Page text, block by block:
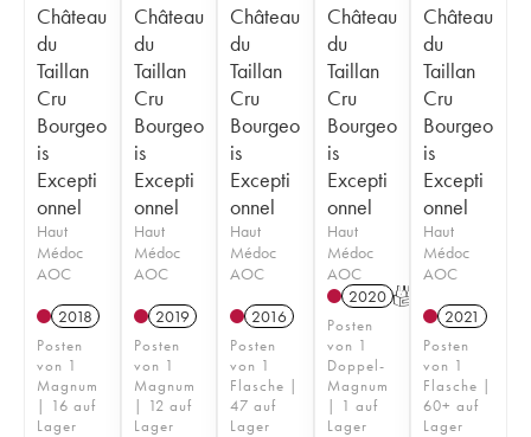
Château
du
Taillan
Cru
Bourgeo
is
Excepti
onnel
Haut
Médoc
AOC
2018
Posten
von 1
Magnum
| 16 auf
Lager
Château
du
Taillan
Cru
Bourgeo
is
Excepti
onnel
Haut
Médoc
AOC
2019
Posten
von 1
Magnum
| 12 auf
Lager
Château
du
Taillan
Cru
Bourgeo
is
Excepti
onnel
Haut
Médoc
AOC
2016
Posten
von 1
Flasche |
47 auf
Lager
Château
du
Taillan
Cru
Bourgeo
is
Excepti
onnel
Haut
Médoc
AOC
2020 T
Posten
von 1
Doppel-
Magnum
| 1 auf
Lager
Château
du
Taillan
Cru
Bourgeo
is
Excepti
onnel
Haut
Médoc
AOC
2021
Posten
von 1
Flasche |
60+ auf
Lager